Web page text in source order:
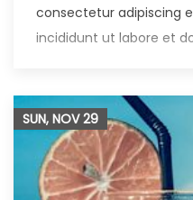
consectetur adipiscing
incididunt ut labore et
SUN, NOV29